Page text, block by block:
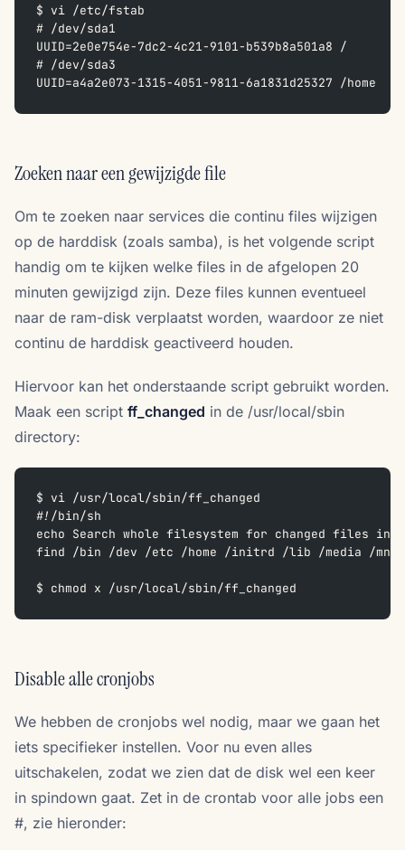
$ vi /etc/fstab
# /dev/sda1
UUID=2e0e754e-7dc2-4c21-9101-b539b8a501a8 /
# /dev/sda3
UUID=a4a2e073-1315-4051-9811-6a1831d25327 /home
Zoeken naar een gewijzigde file
Om te zoeken naar services die continu files wijzigen
op de harddisk (zoals samba), is het volgende script
handig om te kijken welke files in de afgelopen 20
minuten gewijzigd zijn. Deze files kunnen eventueel
naar de ram-disk verplaatst worden, waardoor ze niet
continu de harddisk geactiveerd houden.
Hiervoor kan het onderstaande script gebruikt worden.
Maak een script ff_changed in de /usr/local/sbin
directory:
$ vi /usr/local/sbin/ff_changed
#!/bin/sh
echo Search whole filesystem for changed files in
find /bin /dev /etc /home /initrd /lib /media /
$ chmod x /usr/local/sbin/ff_changed
Disable alle cronjobs
We hebben de cronjobs wel nodig, maar we gaan het
iets specifieker instellen. Voor nu even alles
uitschakelen, zodat we zien dat de disk wel een keer
in spindown gaat. Zet in de crontab voor alle jobs een
#, zie hieronder: